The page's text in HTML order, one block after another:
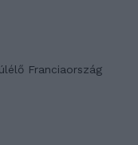
Franciaország